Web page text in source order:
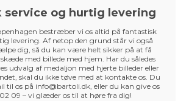
service og hurtig levering
bestræber vi os altid på fantastisk
levering. Af netop den grund står vi også
dig, så du kan være helt sikker på at få
med billede med hjem. Har du således
udvalg af medaljon med hjerte billeder eller
skal du ikke tøve med at kontakte os. Du
til os på info@bartoli.dk, eller du kan give os
09 – vi glæder os til at høre fra dig!